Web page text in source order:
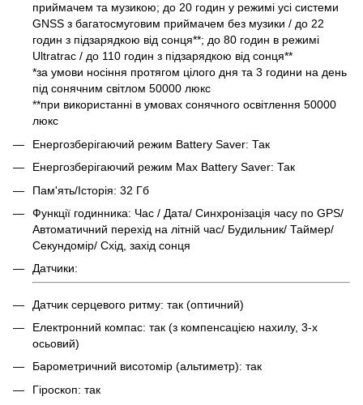
приймачем та музикою; до 20 годин у режимі усі системи
GNSS з багатосмуговим приймачем без музики / до 22
годин з підзарядкою від сонця**; до 80 годин в режимі
Ultratrac / до 110 годин з підзарядкою від сонця**
*за умови носіння протягом цілого дня та 3 години на день
під сонячним світлом 50000 люкс
**при використанні в умовах сонячного освітлення 50000
люкс
Енергозберігаючий режим Battery Saver: Так
Енергозберігаючий режим Max Battery Saver: Так
Пам'ять/Історія: 32 Гб
Функції годинника: Час / Дата/ Синхронізація часу по GPS/
Автоматичний перехід на літній час/ Будильник/ Таймер/
Секундомір/ Схід, захід сонця
Датчики:
Датчик серцевого ритму: так (оптичний)
Електронний компас: так (з компенсацією нахилу, 3-х
осьовий)
Барометричний висотомір (альтиметр): так
Гіроскоп: так